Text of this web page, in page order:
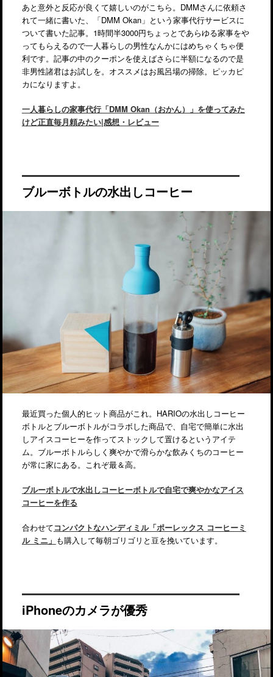
あと意外と反応が良くて嬉しいのがこちら。DMMさんに依頼さ
れて一緒に書いた、「DMM Okan」という家事代行サービスに
ついて書いた記事。1時間半3000円ちょっとであらゆる家事をや
ってもらえるので一人暮らしの男性なんかにはめちゃくちゃ便
利です。記事の中のクーポンを使えばさらに半額になるので是
非男性諸君はお試しを。オススメはお風呂場の掃除。ピッカピ
カになりますよ。
一人暮らしの家事代行「DMM Okan（おかん）」を使ってみた
けど正直毎月頼みたい|感想・レビュー
ブルーボトルの水出しコーヒー
最近買った個人的ヒット商品がこれ。HARIOの水出しコーヒー
ボトルとブルーボトルがコラボした商品で、自宅で簡単に水出
しアイスコーヒーを作ってストックして置けるというアイテ
ム。ブルーボトルらしく爽やかで滑らかな飲みくちのコーヒー
が常に家にある。これぞ最＆高。
ブルーボトルで水出しコーヒーボトルで自宅で爽やかなアイス
コーヒーを作る
合わせてコンパクトなハンディミル「ポーレックス コーヒーミ
ル ミニ」 も購入して毎朝ゴリゴリと豆を挽いています。
iPhoneのカメラが優秀